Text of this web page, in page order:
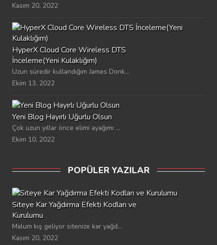
Kasım 20, 2022
HyperX Cloud Core Wireless DTS
İnceleme(Yeni Kulaklığım)
Uzun süredir kullandığım James Donk...
Ekim 13, 2022
Yeni Blog Hayırlı Uğurlu Olsun
Çok uzun yıllar önce elimi ayağımı ...
Ekim 10, 2022
POPÜLER YAZILAR
Siteye Kar Yağdırma Efekti Kodları ve
Kurulumu
Malum kış geliyor sitenize kar yağd...
Kasım 20, 2022